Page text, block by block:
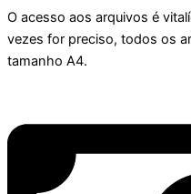
O acesso aos arquivos é
vezes for preciso, todos os
tamanho A4.